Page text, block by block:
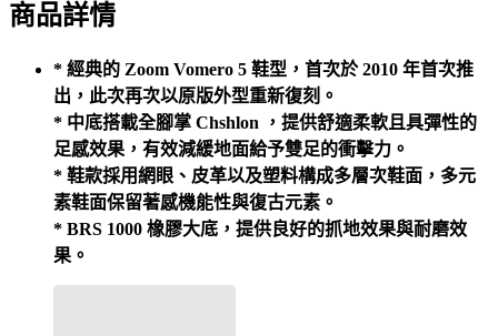
商品詳情
* 經典的 Zoom Vomero 5 鞋型，首次於 2010 年首次推
出，此次再次以原版外型重新復刻。
* 中底搭載全腳掌 Chshlon ，提供舒適柔軟且具彈性的
足感效果，有效減緩地面給予雙足的衝擊力。
* 鞋款採用網眼、皮革以及塑料構成多層次鞋面，多元
素鞋面保留著感機能性與復古元素。
* BRS 1000 橡膠大底，提供良好的抓地效果與耐磨效
果。